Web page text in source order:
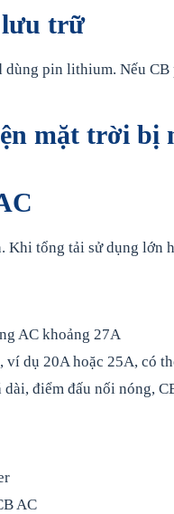
lưu trữ
pin lithium. Nếu
mặt trời bị
tổng tải sử dụng lớn
AC khoảng 27A
ví dụ 20A hoặc 25A, có
dài, điểm đấu nối nóng,
AC